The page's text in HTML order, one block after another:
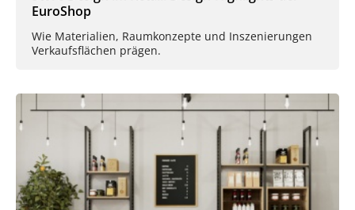
EuroShop
Wie Materialien, Raumkonzepte und Inszenierungen
Verkaufsflächen prägen.